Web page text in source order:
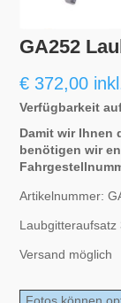
GA252
€ 372,00
Verfügbarkeit
Damit wir Ihnen
benötigen wir
Artikelnummer:
Laubgitteraufsatz
Versand möglich